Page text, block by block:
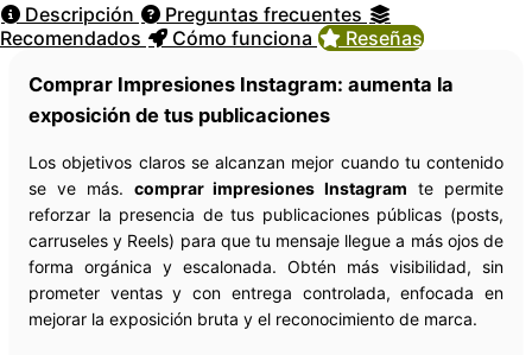
Descripción
Preguntas frecuentes
Recomendados
Cómo funciona
Reseñas
Comprar Impresiones Instagram: aumenta la
exposición de tus publicaciones
Los objetivos claros se alcanzan mejor cuando tu contenido
se ve más. comprar impresiones Instagram te permite
reforzar la presencia de tus publicaciones públicas (posts,
carruseles y Reels) para que tu mensaje llegue a más ojos de
forma orgánica y escalonada. Obtén más visibilidad, sin
prometer ventas y con entrega controlada, enfocada en
mejorar la exposición bruta y el reconocimiento de marca.